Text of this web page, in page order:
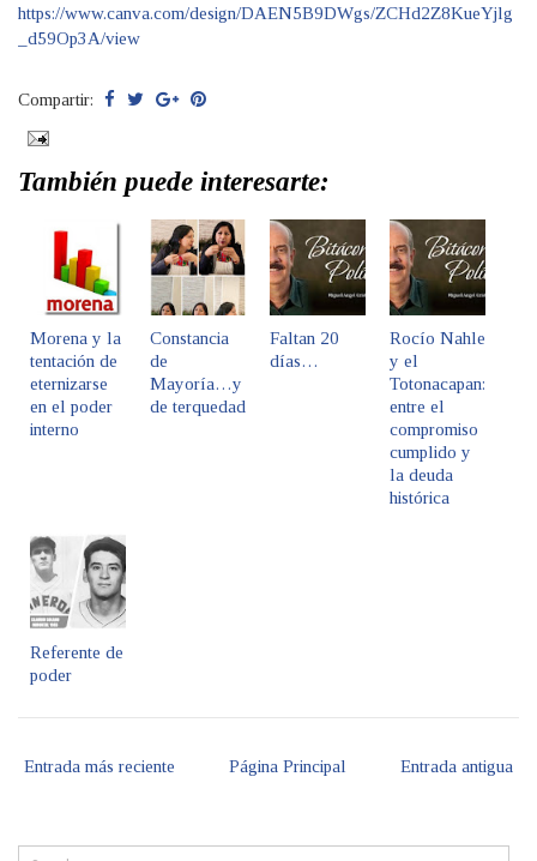
https://www.canva.com/design/DAEN5B9DWgs/ZCHd2Z8KueYjlg
_d59Op3A/view
Compartir:
También puede interesarte:
Morena y la
tentación de
eternizarse
en el poder
interno
Constancia
de
Mayoría…y
de terquedad
Faltan 20
días…
Rocío Nahle
y el
Totonacapan:
entre el
compromiso
cumplido y
la deuda
histórica
Referente de
poder
Entrada más reciente Entrada antigua
Página Principal